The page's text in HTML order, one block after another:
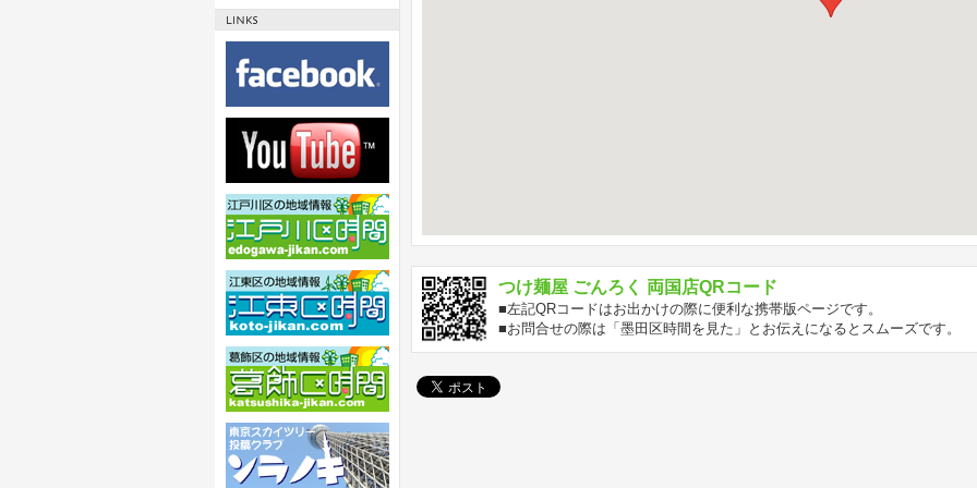
つけ麺屋 ごんろく 両国店QRコード
■左記QRコードはお出かけの際に便利な携帯版ページです。
■お問合せの際は「墨田区時間を見た」とお伝えになるとスムーズです。